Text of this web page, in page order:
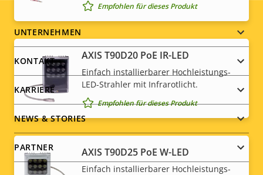
Empfohlen für dieses Produkt
AXIS T90D20 PoE IR-LED
Einfach installierbarer Hochleistungs-
LED-Strahler mit Infrarotlicht.
Empfohlen für dieses Produkt
AXIS T90D25 PoE W-LED
Einfach installierbarer Hochleistungs-
Footer
menu
UNTERNEHMEN
KONTAKT
KARRIERE
NEWS & STORIES
PARTNER